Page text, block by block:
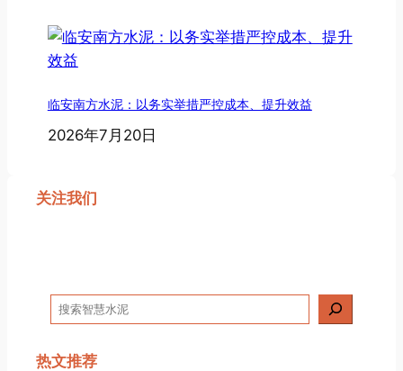
临安南方水泥：以务实举措严控成本、提升效益
2026年7月20日
关注我们
搜
索
热文推荐